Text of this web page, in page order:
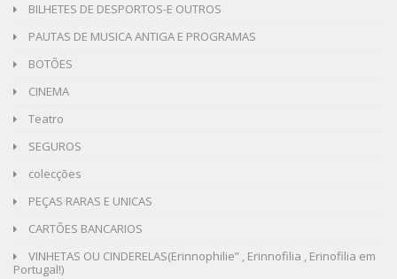
BILHETES DE DESPORTOS-E OUTROS
PAUTAS DE MUSICA ANTIGA E PROGRAMAS
BOTÕES
CINEMA
Teatro
SEGUROS
colecções
PEÇAS RARAS E UNICAS
CARTÕES BANCARIOS
VINHETAS OU CINDERELAS(Erinnophilie” , Erinnofilia , Erinofilia em
Portugal!)